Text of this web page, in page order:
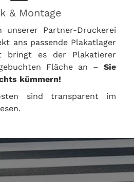
& Montage
Partner-Druckerei
ans passende Plakatlager
bringt es der Plakatierer
Fläche an – Sie
kümmern!
sind transparent im